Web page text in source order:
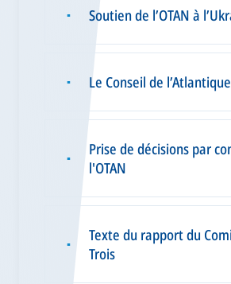
▪ Soutien de l’OTAN à
▪ Le Conseil de
▪
Prise de décisions par
l'OTAN
▪
Texte du rapport du
Trois